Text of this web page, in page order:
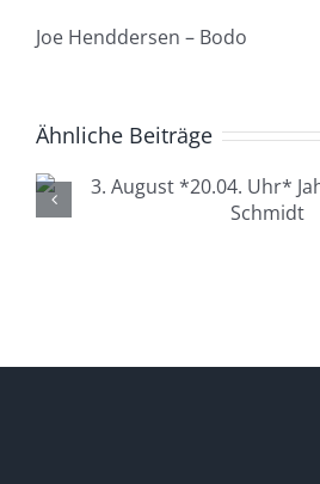
Joe Henddersen – Bodo
Ähnliche Beiträge
4. August